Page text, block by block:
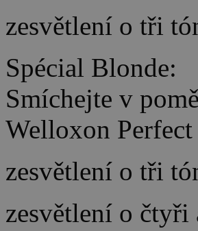
zesvětlení o tři
Spécial Blonde:
Smíchejte v
Welloxon Perfect
zesvětlení o tři
zesvětlení o čtyři